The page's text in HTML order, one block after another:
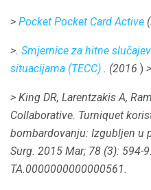
> Pocket Pocket Card Active
>. Smjernice za hitne
situacijama (TECC) . (2016 ) >
> King DR, Larentzakis A,
Collaborative. Turniquet
bombardovanju: Izgubljen u
Surg. 2015 Mar; 78 (3): 594-9.
TA.0000000000000561.